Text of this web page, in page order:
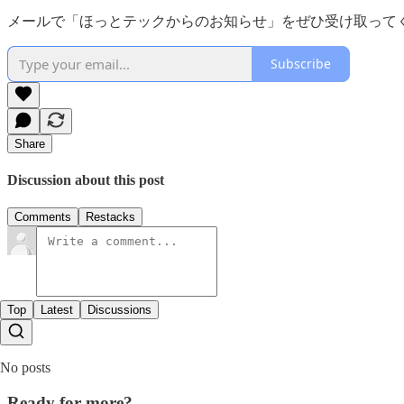
メールで「ほっとテックからのお知らせ」をぜひ受け取って
Subscribe
Share
Discussion about this post
Comments Restacks
Top Latest Discussions
No posts